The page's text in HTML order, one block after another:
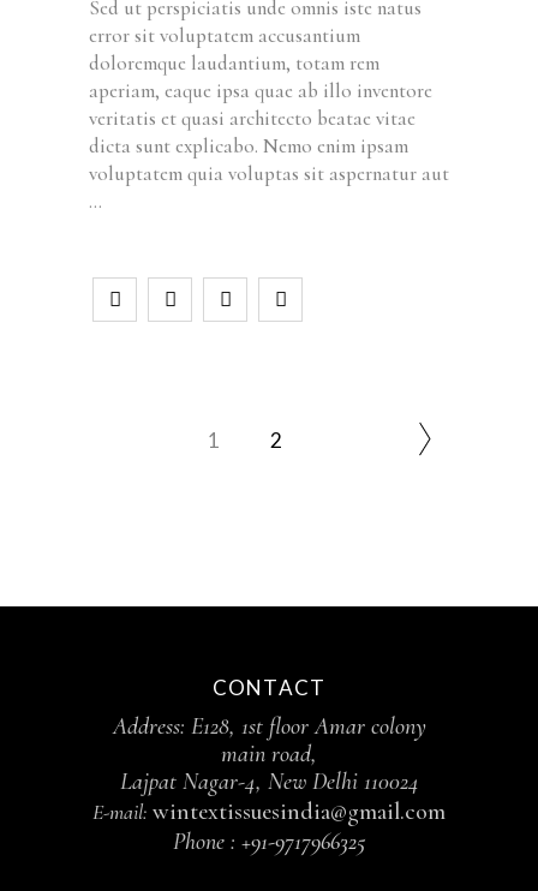
Sed ut perspiciatis unde omnis iste natus
error sit voluptatem accusantium
doloremque laudantium, totam rem
aperiam, eaque ipsa quae ab illo inventore
veritatis et quasi architecto beatae vitae
dicta sunt explicabo. Nemo enim ipsam
voluptatem quia voluptas sit aspernatur aut
1 2
CONTACT
Address: E128, 1st floor Amar colony
main road,
Lajpat Nagar-4, New Delhi 110024
E-mail: wintextissuesindia@gmail.com
Phone : +91-9717966325